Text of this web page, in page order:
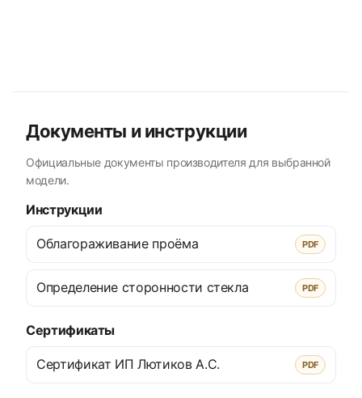
Документы и инструкции
Официальные документы производителя для выбранной
модели.
Инструкции
Облагораживание проёма PDF
Определение сторонности стекла PDF
Сертификаты
Сертификат ИП Лютиков А.С. PDF